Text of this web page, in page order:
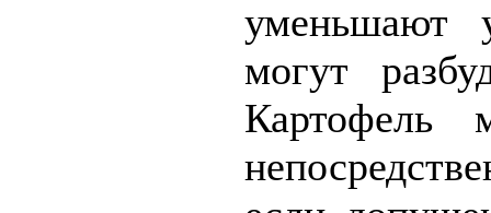
уменьшают
могут
Картофель